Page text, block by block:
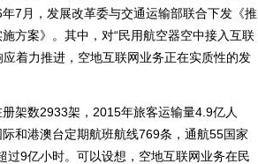
7月，发展改革委与交通运输部联合下发《推
方案》。其中，对“民用航空器空中接入互联
着力推进，空地互联网业务正在实质性的发
数2933架，2015年旅客运输量4.9亿人
和港澳台定期航班航线769条，通航55国家
9亿小时。可以设想，空地互联网业务在民